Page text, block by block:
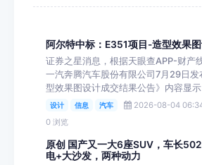
阿尔特中标：E351项目-造型效果
证券之星消息，根据天眼查APP-财产
一汽奔腾汽车股份有限公司7月29日
型效果图设计成交结果公告》内容显
设计 信息 汽车 2026-08-04
0 浏览
原创 国产又一大6座SUV，车长
电+大沙发，两种动力